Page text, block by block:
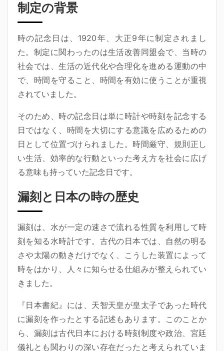
制定の背景
時の記念日は、1920年、大正9年に制定されまし
た。制定に関わったのは生活改善同盟会で、当時の
社会では、生活の近代化や合理化を進める運動の中
で、時間を守ること、時間を有効に使うことが重視
されていました。
そのため、時の記念日は単に時計や時刻を記念する
日ではなく、時間を大切にする意識を広めるための
日として位置づけられました。時間厳守、規則正し
い生活、効率的な行動といった考え方を社会に広げ
る意味も持っていた記念日です。
漏刻と日本の時の歴史
漏刻は、水が一定の速さで流れる性質を利用して時
刻を知る水時計です。古代の日本では、自然の明る
さや太陽の動きだけでなく、こうした装置によって
時をはかり、人々に知らせる仕組みが整えられてい
きました。
『日本書紀』には、天智天皇が皇太子であった時代
に漏刻を作ったとする記述もあります。このことか
ら、漏刻は古代日本における時刻制度や政治、宮廷
儀礼とも関わりの深い存在だったと考えられていま